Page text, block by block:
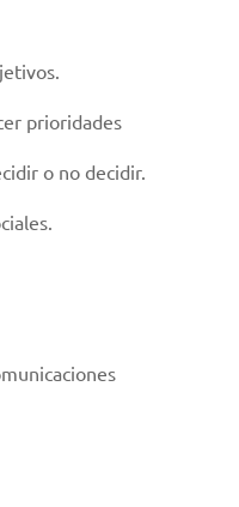
prioridades
o no decidir.